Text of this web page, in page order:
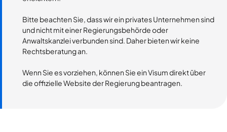
Bitte beachten Sie, dass wir ein privates Unternehmen sind
und nicht mit einer Regierungsbehörde oder
Anwaltskanzlei verbunden sind. Daher bieten wir keine
Rechtsberatung an.
Wenn Sie es vorziehen, können Sie ein Visum direkt über
die offizielle Website der Regierung beantragen.